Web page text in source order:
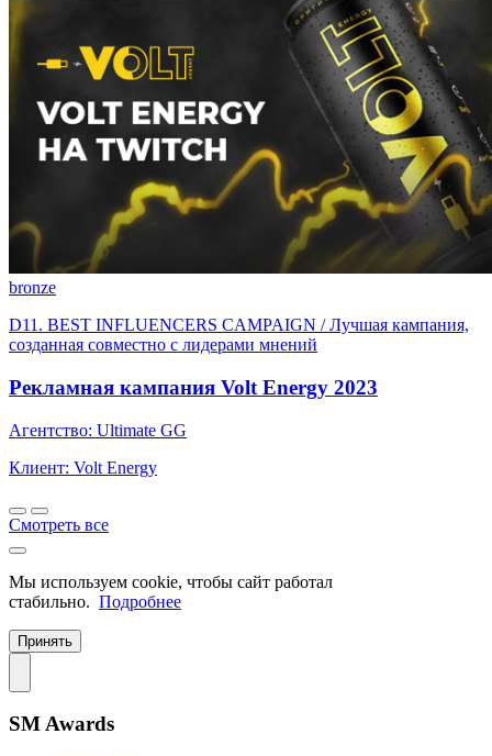
bronze
D11. BEST INFLUENСERS CAMPAIGN / Лучшая кампания,
созданная совместно с лидерами мнений
Рекламная кампания Volt Energy 2023
Агентство: Ultimate GG
Клиент: Volt Energy
Смотреть все
Мы используем cookie, чтобы сайт работал
стабильно. Подробнее
Принять
SM Awards